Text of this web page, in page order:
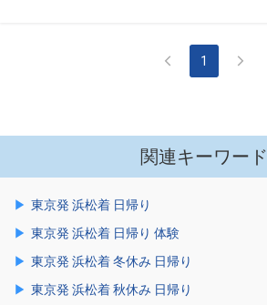
1
関連キーワード
東京発 浜松着 日帰り
東京発 浜松着 日帰り 体験
東京発 浜松着 冬休み 日帰り
東京発 浜松着 秋休み 日帰り